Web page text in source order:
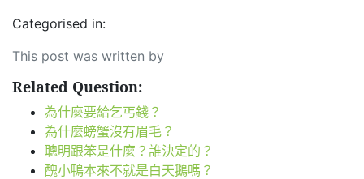
Categorised in:
This post was written by
Related Question:
為什麼要給乞丐錢？
為什麼螃蟹沒有眉毛？
聰明跟笨是什麼？誰決定的？
醜小鴨本來不就是白天鵝嗎？